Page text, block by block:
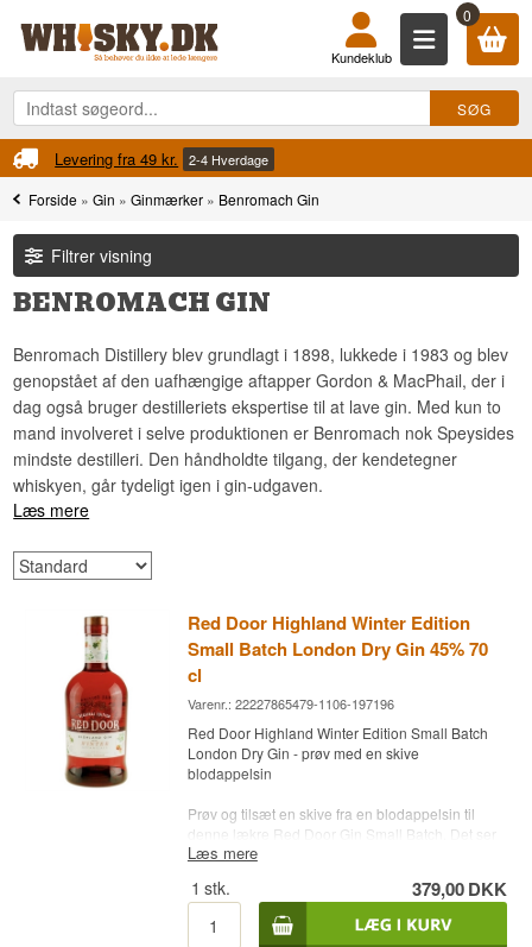
0
Kundeklub
Levering fra 49 kr. 2-4 Hverdage
Forside »Gin »Ginmærker » Benromach Gin
Filtrer visning
BENROMACH GIN
Benromach Distillery blev grundlagt i 1898, lukkede i 1983 og blev
genopstået af den uafhængige aftapper Gordon & MacPhail, der i
dag også bruger destilleriets ekspertise til at lave gin. Med kun to
mand involveret i selve produktionen er Benromach nok Speysides
mindste destilleri. Den håndholdte tilgang, der kendetegner
whiskyen, går tydeligt igen i gin-udgaven.
Læs mere
Red Door Highland Winter Edition
Small Batch London Dry Gin 45% 70
cl
Varenr.: 22227865479-1106-197196
Red Door Highland Winter Edition Small Batch
London Dry Gin - prøv med en skive
blodappelsin
Prøv og tilsæt en skive fra en blodappelsin til
denne lækre Red Door Gin Small Batch. Det ser
både festlig ud og giver smag til drinken. Red
London Dry Gin er en Limited Edition gin, som er
skabt på baggrund af udvalgte og unikke vinter
botanicals.
Læs mere
1 stk. 379,00DKK